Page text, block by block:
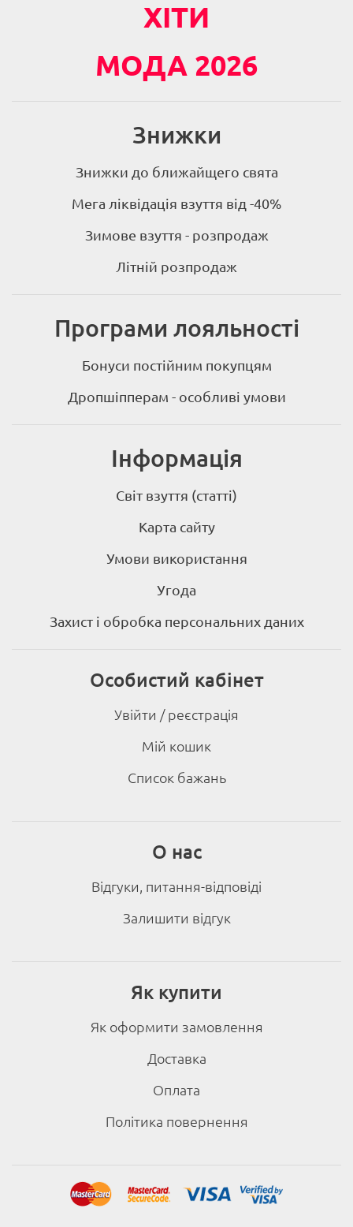
ХІТИ
МОДА 2026
Знижки
Знижки до ближайщего свята
Мега ліквідація взуття від -40%
Зимове взуття - розпродаж
Літній розпродаж
Програми лояльності
Бонуси постійним покупцям
Дропшіпперам - особливі умови
Інформація
Світ взуття (статті)
Карта сайту
Умови використання
Угода
Захист і обробка персональних даних
Особистий кабінет
Увійти / реєстрація
Мій кошик
Список бажань
О нас
Відгуки, питання-відповіді
Залишити відгук
Як купити
Як оформити замовлення
Доставка
Оплата
Політика повернення